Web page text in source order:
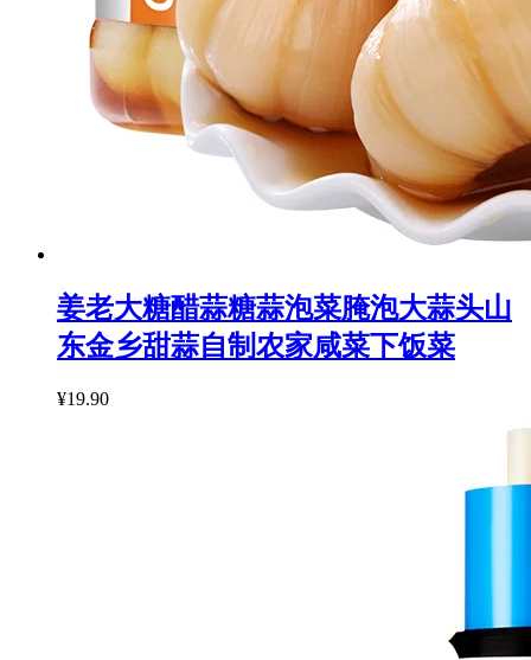
姜老大糖醋蒜糖蒜泡菜腌泡大蒜头山
东金乡甜蒜自制农家咸菜下饭菜
¥19.90